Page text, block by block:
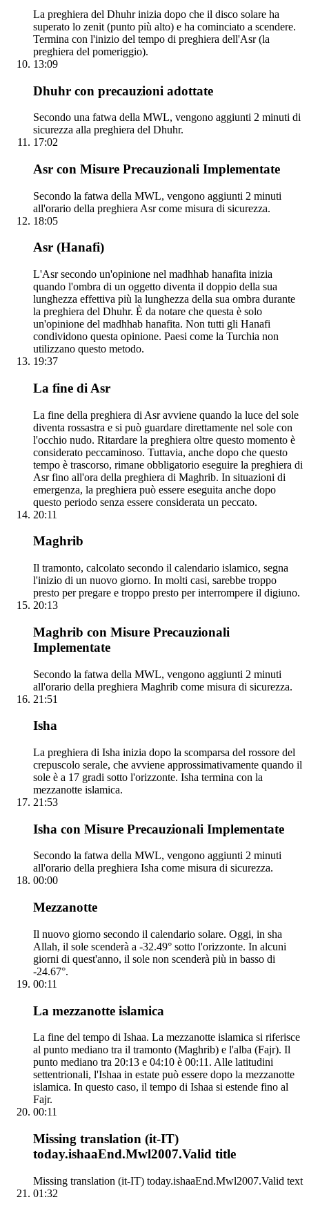
La preghiera del Dhuhr inizia dopo che il disco solare ha
superato lo zenit (punto più alto) e ha cominciato a scendere.
Termina con l'inizio del tempo di preghiera dell'Asr (la
preghiera del pomeriggio).
13:09
Dhuhr con precauzioni adottate
Secondo una fatwa della MWL, vengono aggiunti 2 minuti di
sicurezza alla preghiera del Dhuhr.
17:02
Asr con Misure Precauzionali Implementate
Secondo la fatwa della MWL, vengono aggiunti 2 minuti
all'orario della preghiera Asr come misura di sicurezza.
18:05
Asr (Hanafi)
L'Asr secondo un'opinione nel madhhab hanafita inizia
quando l'ombra di un oggetto diventa il doppio della sua
lunghezza effettiva più la lunghezza della sua ombra durante
la preghiera del Dhuhr. È da notare che questa è solo
un'opinione del madhhab hanafita. Non tutti gli Hanafi
condividono questa opinione. Paesi come la Turchia non
utilizzano questo metodo.
19:37
La fine di Asr
La fine della preghiera di Asr avviene quando la luce del sole
diventa rossastra e si può guardare direttamente nel sole con
l'occhio nudo. Ritardare la preghiera oltre questo momento è
considerato peccaminoso. Tuttavia, anche dopo che questo
tempo è trascorso, rimane obbligatorio eseguire la preghiera di
Asr fino all'ora della preghiera di Maghrib. In situazioni di
emergenza, la preghiera può essere eseguita anche dopo
questo periodo senza essere considerata un peccato.
20:11
Maghrib
Il tramonto, calcolato secondo il calendario islamico, segna
l'inizio di un nuovo giorno. In molti casi, sarebbe troppo
presto per pregare e troppo presto per interrompere il digiuno.
20:13
Maghrib con Misure Precauzionali
Implementate
Secondo la fatwa della MWL, vengono aggiunti 2 minuti
all'orario della preghiera Maghrib come misura di sicurezza.
21:51
Isha
La preghiera di Isha inizia dopo la scomparsa del rossore del
crepuscolo serale, che avviene approssimativamente quando il
sole è a 17 gradi sotto l'orizzonte. Isha termina con la
mezzanotte islamica.
21:53
Isha con Misure Precauzionali Implementate
Secondo la fatwa della MWL, vengono aggiunti 2 minuti
all'orario della preghiera Isha come misura di sicurezza.
00:00
Mezzanotte
Il nuovo giorno secondo il calendario solare. Oggi, in sha
Allah, il sole scenderà a -32.49° sotto l'orizzonte. In alcuni
giorni di quest'anno, il sole non scenderà più in basso di
-24.67°.
00:11
La mezzanotte islamica
La fine del tempo di Ishaa. La mezzanotte islamica si riferisce
al punto mediano tra il tramonto (Maghrib) e l'alba (Fajr). Il
punto mediano tra 20:13 e 04:10 è 00:11. Alle latitudini
settentrionali, l'Ishaa in estate può essere dopo la mezzanotte
islamica. In questo caso, il tempo di Ishaa si estende fino al
Fajr.
00:11
Missing translation (it-IT)
today.ishaaEnd.Mwl2007.Valid title
Missing translation (it-IT) today.ishaaEnd.Mwl2007.Valid text
01:32